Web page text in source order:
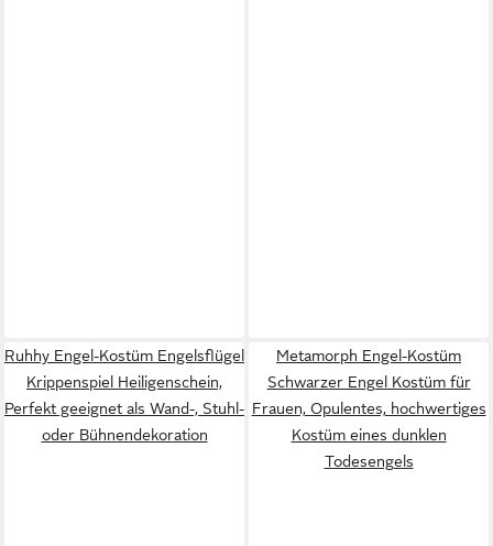
Ruhhy Engel-Kostüm Engelsflügel
Krippenspiel Heiligenschein,
Perfekt geeignet als Wand-, Stuhl-
oder Bühnendekoration
Metamorph Engel-Kostüm
Schwarzer Engel Kostüm für
Frauen, Opulentes, hochwertiges
Kostüm eines dunklen
Todesengels